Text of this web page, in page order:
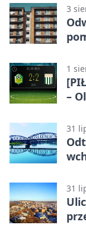
3
1
–
31
31